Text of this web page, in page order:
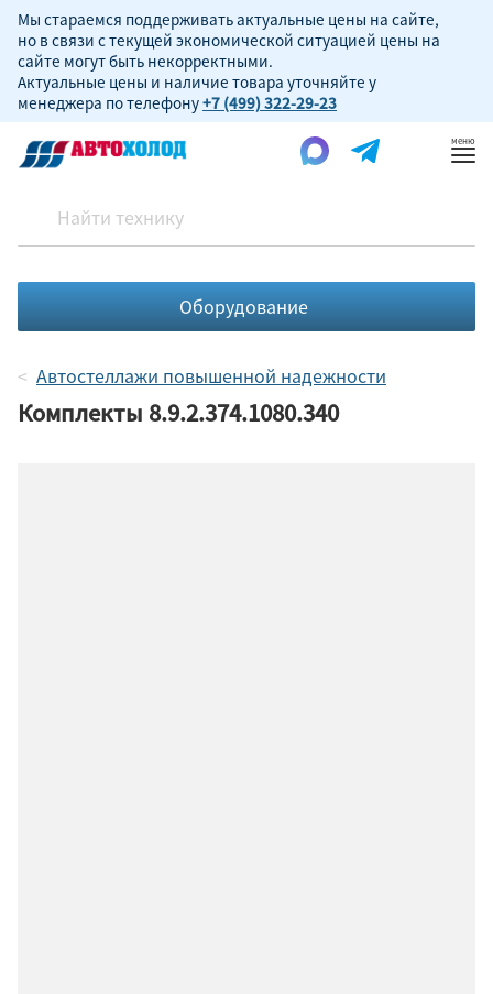
Мы стараемся поддерживать актуальные цены на сайте,
но в связи с текущей экономической ситуацией цены на
сайте могут быть некорректными.
Актуальные цены и наличие товара уточняйте у
менеджера по телефону+7 (499) 322-29-23
Оборудование
Автостеллажи повышенной надежности
Комплекты 8.9.2.374.1080.340